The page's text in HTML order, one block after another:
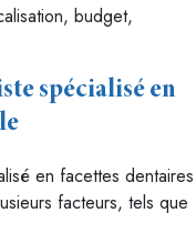
budget,
spécialisé en
en facettes dentaires
facteurs, tels que